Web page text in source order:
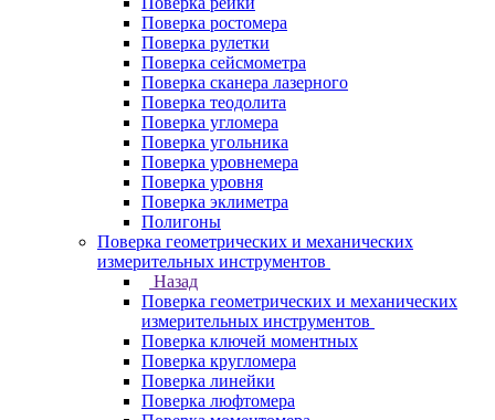
Поверка ростомера
Поверка рулетки
Поверка сейсмометра
Поверка сканера лазерного
Поверка теодолита
Поверка угломера
Поверка угольника
Поверка уровнемера
Поверка уровня
Поверка эклиметра
Полигоны
Поверка геометрических и механических
измерительных инструментов
Назад
Поверка геометрических и механических
измерительных инструментов
Поверка ключей моментных
Поверка кругломера
Поверка линейки
Поверка люфтомера